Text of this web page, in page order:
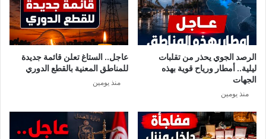
الرصد الجوي يحذر من تقلبات
ليلية.. أمطار ورياح قوية بهذه
الجهات
منذ يومين
عاجل.. الستاغ تعلن قائمة جديدة
للمناطق المعنية بالقطع الدوري
منذ يومين